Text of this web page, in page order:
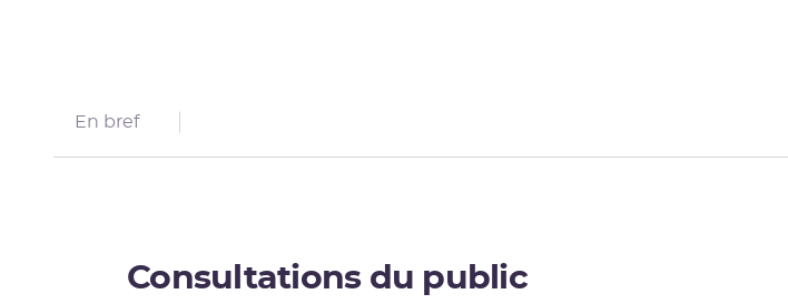
En bref
Consultations du public